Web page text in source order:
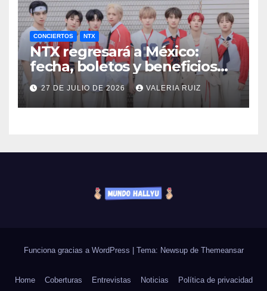
CONCIERTOS NTX
NTX regresará a México:
fecha, boletos y beneficios
VIP
27 DE JULIO DE 2026 VALERIA RUIZ
Funciona gracias a WordPress | Tema: Newsup de Themeansar
Home Coberturas Entrevistas Noticias Política de privacidad